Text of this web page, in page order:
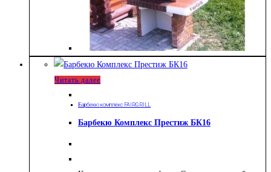
Читать далее
Барбекю комплекс FAIRGRILL
Барбекю Комплекс Престиж БК16